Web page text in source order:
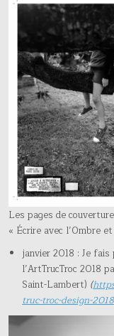
Les pages de
« Écrire avec l’Ombre
janvier 2018 : Je
l’ArtTrucTroc 2018
Saint-Lambert) (
truc-troc-design-2018